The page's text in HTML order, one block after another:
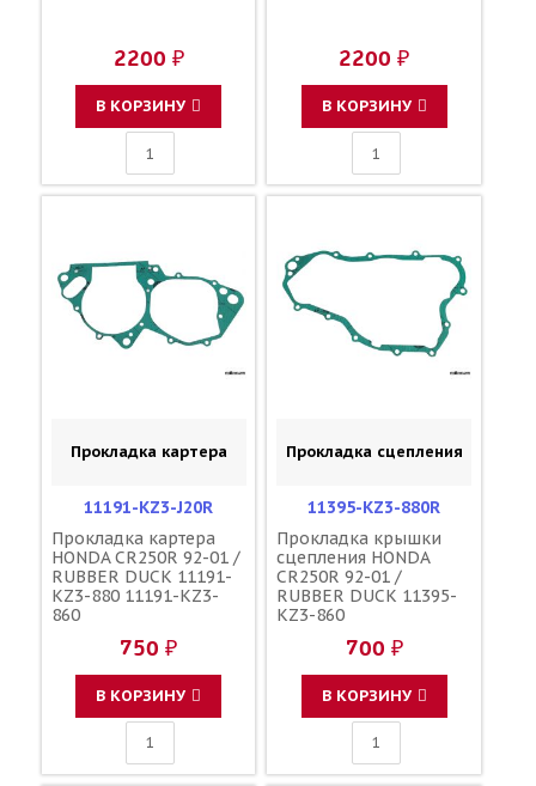
2200 ₽
В КОРЗИНУ
2200 ₽
В КОРЗИНУ
Прокладка картера
11191-KZ3-J20R
Прокладка картера
HONDA CR250R 92-01 /
RUBBER DUCK 11191-
KZ3-880 11191-KZ3-
860
750 ₽
В КОРЗИНУ
Прокладка сцепления
11395-KZ3-880R
Прокладка крышки
сцепления HONDA
CR250R 92-01 /
RUBBER DUCK 11395-
KZ3-860
700 ₽
В КОРЗИНУ